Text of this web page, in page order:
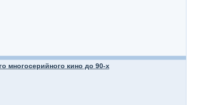
многосерийного кино до 90-х